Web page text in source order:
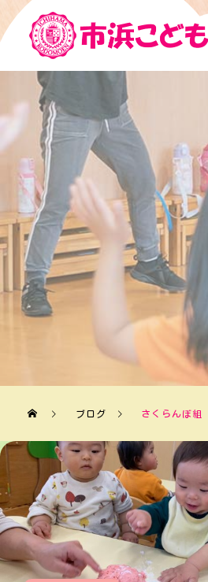
ブログ さくらんぼ組